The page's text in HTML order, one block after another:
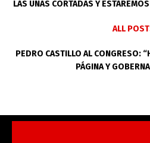
LAS UÑAS CORTADAS Y
ALL
PEDRO CASTILLO AL CONGRESO:
PÁGINA Y